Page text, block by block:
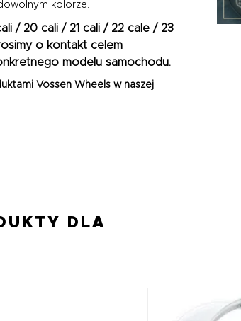
kolorze.
/ 20 cali / 21 cali / 22 cale / 23
o kontakt celem
modelu samochodu.
Vossen Wheels w naszej
DLA